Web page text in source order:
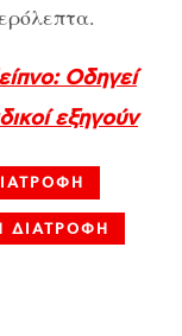
Οδηγεί
εξηγούν
ΔΙΑΤΡΟΦΗ